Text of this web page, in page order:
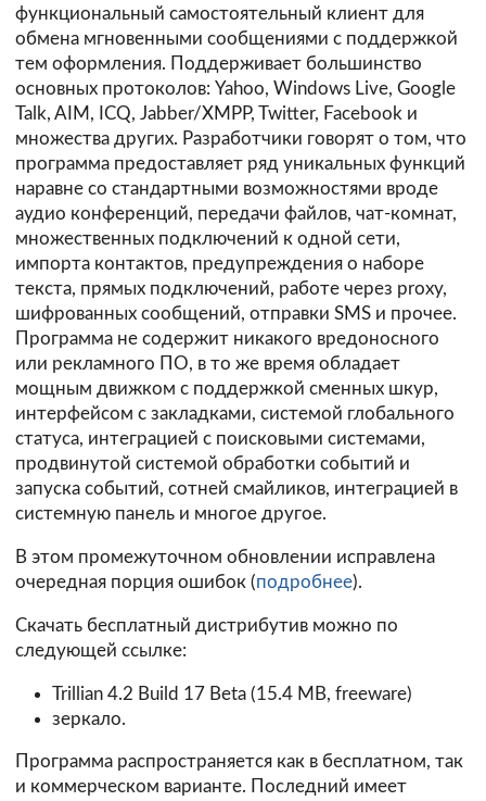
функциональный самостоятельный клиент для
обмена мгновенными сообщениями с поддержкой
тем оформления. Поддерживает большинство
основных протоколов: Yahoo, Windows Live, Google
Talk, AIM, ICQ, Jabber/XMPP, Twitter, Facebook и
множества других. Разработчики говорят о том, что
программа предоставляет ряд уникальных функций
наравне со стандартными возможностями вроде
аудио конференций, передачи файлов, чат-комнат,
множественных подключений к одной сети,
импорта контактов, предупреждения о наборе
текста, прямых подключений, работе через proxy,
шифрованных сообщений, отправки SMS и прочее.
Программа не содержит никакого вредоносного
или рекламного ПО, в то же время обладает
мощным движком с поддержкой сменных шкур,
интерфейсом с закладками, системой глобального
статуса, интеграцией с поисковыми системами,
продвинутой системой обработки событий и
запуска событий, сотней смайликов, интеграцией в
системную панель и многое другое.
В этом промежуточном обновлении исправлена
очередная порция ошибок (подробнее).
Скачать бесплатный дистрибутив можно по
следующей ссылке:
Trillian 4.2 Build 17 Beta(15.4 MB, freeware)
зеркало.
Программа распространяется как в бесплатном, так
и коммерческом варианте. Последний имеет